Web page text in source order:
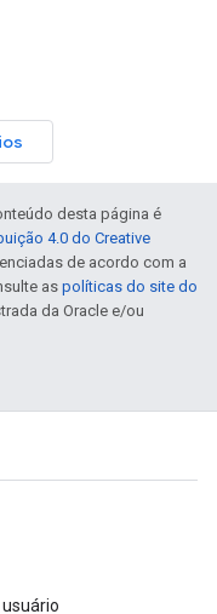
desta página é
4.0 do Creative
de acordo com a
aspolíticas do site do
da Oracle e/ou